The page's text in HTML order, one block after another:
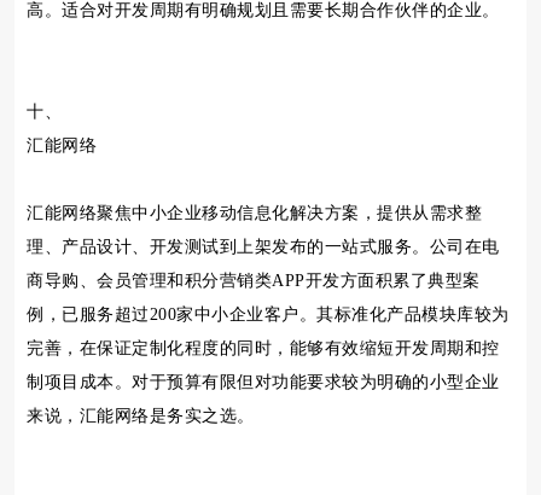
高。适合对开发周期有明确规划且需要长期合作伙伴的企业。
十、
汇能网络
汇能网络聚焦中小企业移动信息化解决方案，提供从需求整
理、产品设计、开发测试到上架发布的一站式服务。公司在电
商导购、会员管理和积分营销类APP开发方面积累了典型案
例，已服务超过200家中小企业客户。其标准化产品模块库较为
完善，在保证定制化程度的同时，能够有效缩短开发周期和控
制项目成本。对于预算有限但对功能要求较为明确的小型企业
来说，汇能网络是务实之选。